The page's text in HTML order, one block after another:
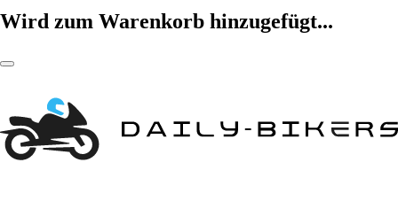
Wird zum Warenkorb hinzugefügt...